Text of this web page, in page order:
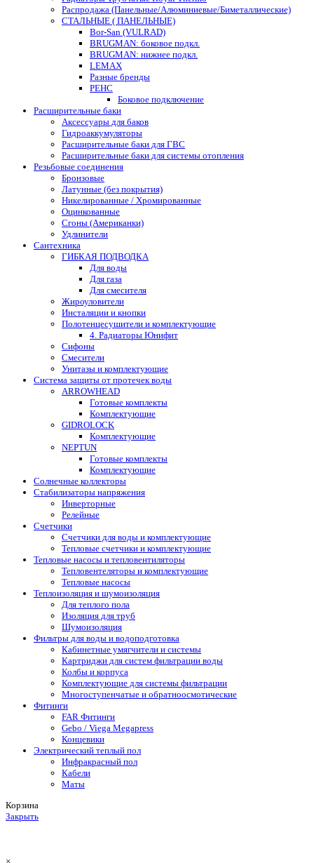
Распродажа (Панельные/Алюминиевые/Биметаллические)
СТАЛЬНЫЕ ( ПАНЕЛЬНЫЕ)
Bor-San (VULRAD)
BRUGMAN: боковое подкл.
BRUGMAN: нижнее подкл.
LEMAX
Разные бренды
РЕНС
Боковое подключение
Расширительные баки
Аксессуары для баков
Гидроаккумуляторы
Расширительные баки для ГВС
Расширительные баки для системы отопления
Резьбовые соединения
Бронзовые
Латунные (без покрытия)
Никелированные / Хромированные
Оцинкованные
Сгоны (Американки)
Удлинители
Сантехника
ГИБКАЯ ПОДВОДКА
Для воды
Для газа
Для смесителя
Жироуловители
Инсталяции и кнопки
Полотенцесушители и комплектующие
4. Радиаторы Юнифит
Сифоны
Смесители
Унитазы и комплектующие
Система защиты от протечек воды
ARROWHEAD
Готовые комплекты
Комплектующие
GIDROLOCK
Комплектующие
NEPTUN
Готовые комплекты
Комплектующие
Солнечные коллекторы
Стабилизаторы напряжения
Инверторные
Релейные
Счетчики
Счетчики для воды и комплектующие
Тепловые счетчики и комплектующие
Тепловые насосы и тепловентиляторы
Тепловентеляторы и комплектующие
Тепловые насосы
Теплоизоляция и шумоизоляция
Для теплого пола
Изоляция для труб
Шумоизоляция
Фильтры для воды и водоподготовка
Кабинетные умягчители и системы
Картриджи для систем фильтрации воды
Колбы и корпуса
Комплектующие для системы фильтрации
Многоступенчатые и обратноосмотические
Фитинги
FAR Фитинги
Gebo / Viega Megapress
Концевики
Электрический теплый пол
Инфракрасный пол
Кабели
Маты
Корзина
Закрыть